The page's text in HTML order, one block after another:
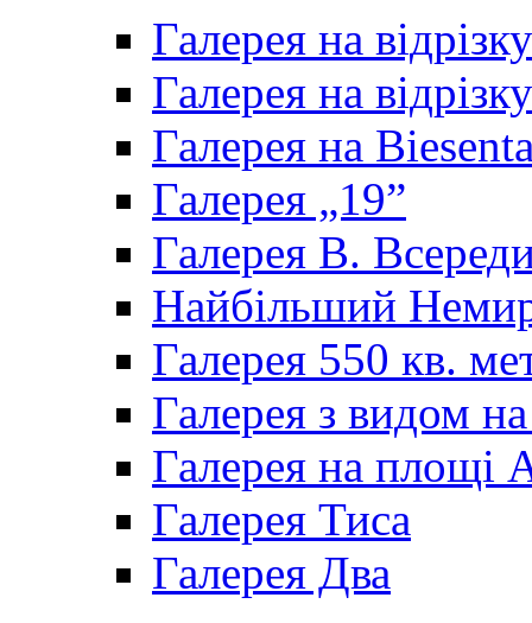
Галерея на
Галерея на
Галерея на
Галерея „19”
Галерея В.
Найбільший
Галерея 550 кв.
Галерея з видом на
Галерея на площі
Галерея Тиса
Галерея Два